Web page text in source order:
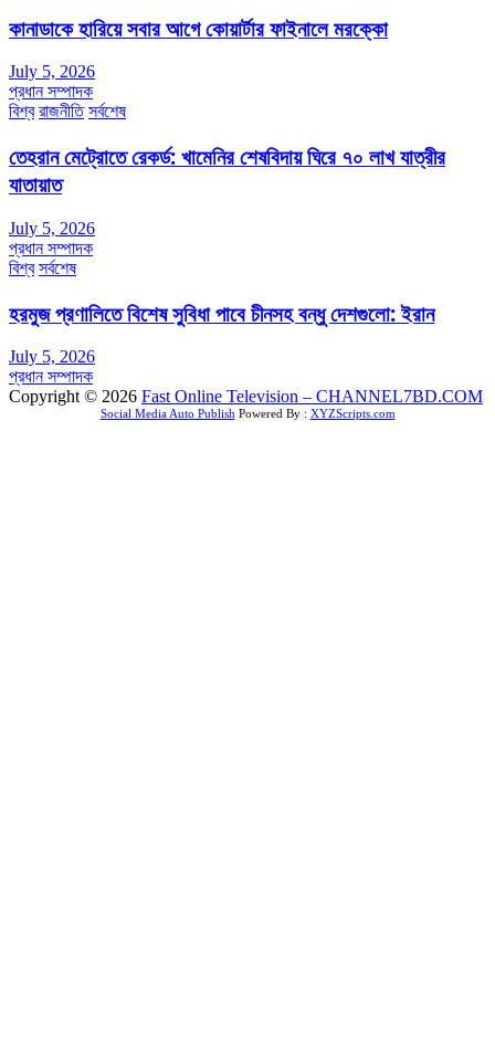
কানাডাকে হারিয়ে সবার আগে কোয়ার্টার ফাইনালে মরক্কো
July 5, 2026
প্রধান সম্পাদক
বিশ্ব রাজনীতি সর্বশেষ
তেহরান মেট্রোতে রেকর্ড: খামেনির শেষবিদায় ঘিরে ৭০ লাখ যাত্রীর
যাতায়াত
July 5, 2026
প্রধান সম্পাদক
বিশ্ব সর্বশেষ
হরমুজ প্রণালিতে বিশেষ সুবিধা পাবে চীনসহ বন্ধু দেশগুলো: ইরান
July 5, 2026
প্রধান সম্পাদক
Copyright © 2026 Fast Online Television – CHANNEL7BD.COM
Social Media Auto Publish Powered By : XYZScripts.com